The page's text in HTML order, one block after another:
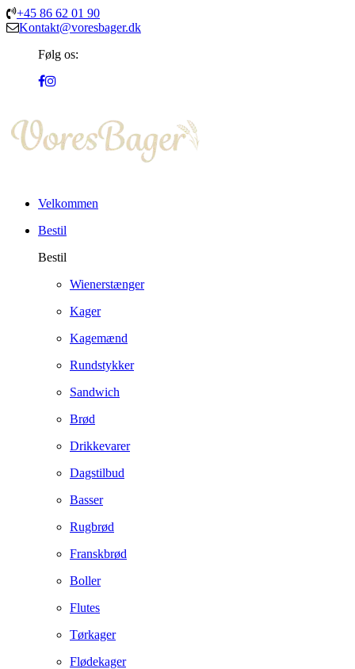
+45 86 62 01 90
Kontakt@voresbager.dk
Følg os:
Velkommen
Bestil
Bestil
Wienerstænger
Kager
Kagemænd
Rundstykker
Sandwich
Brød
Drikkevarer
Dagstilbud
Basser
Rugbrød
Franskbrød
Boller
Flutes
Tørkager
Flødekager